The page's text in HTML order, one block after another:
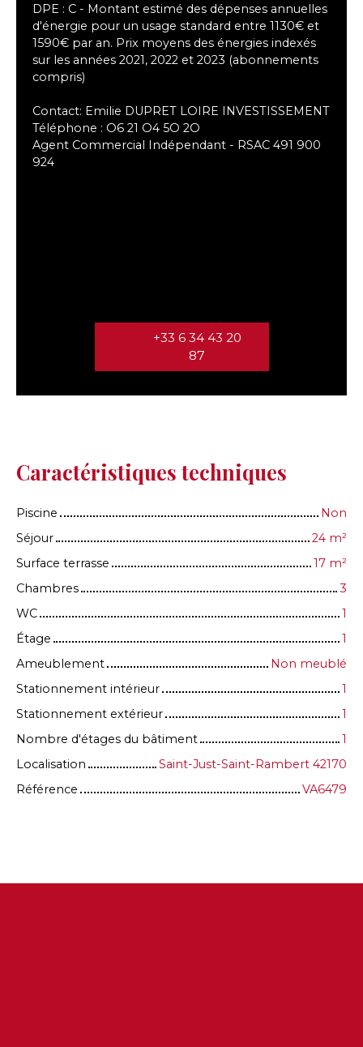
DPE : C - Montant estimé des dépenses annuelles
d'énergie pour un usage standard entre 1130€ et
1590€ par an. Prix moyens des énergies indexés
sur les années 2021, 2022 et 2023 (abonnements
compris)
Contact: Emilie DUPRET LOIRE INVESTISSEMENT
Téléphone : O6 21 O4 5O 2O
Agent Commercial Indépendant - RSAC 491 900
924
+33 6 34 43 20
87
Caractéristiques techniques
Piscine
Non
Séjour
24 m²
Surface terrasse
17 m²
Chambres
3
WC
1
Étage
1
Ameublement
Non meublé
Stationnement intérieur
1
Stationnement extérieur
1
Nombre d'étages du bâtiment
1
Localisation
Saint-Just-Saint-Rambert 42170
Référence
VA6479